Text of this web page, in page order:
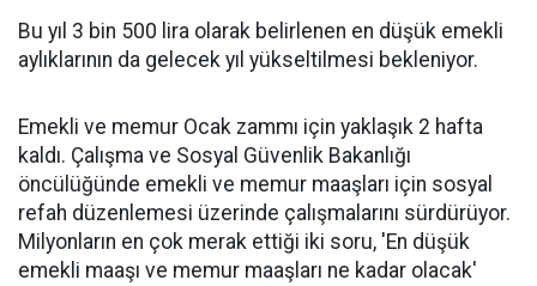
Bu yıl 3 bin 500 lira olarak belirlenen en düşük emekli
aylıklarının da gelecek yıl yükseltilmesi bekleniyor.
Emekli ve memur Ocak zammı için yaklaşık 2 hafta
kaldı. Çalışma ve Sosyal Güvenlik Bakanlığı
öncülüğünde emekli ve memur maaşları için sosyal
refah düzenlemesi üzerinde çalışmalarını sürdürüyor.
Milyonların en çok merak ettiği iki soru, 'En düşük
emekli maaşı ve memur maaşları ne kadar olacak'